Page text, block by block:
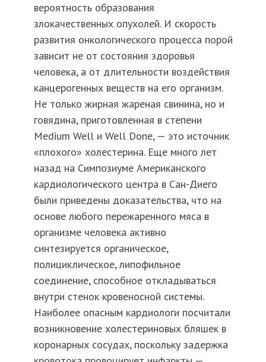
вероятность образования
злокачественных опухолей. И скорость
развития онкологического процесса порой
зависит не от состояния здоровья
человека, а от длительности воздействия
канцерогенных веществ на его организм.
Не только жирная жареная свинина, но и
говядина, приготовленная в степени
Medium Well и Well Done, — это источник
«плохого» холестерина. Еще много лет
назад на Симпозиуме Американского
кардиологического центра в Сан-Диего
были приведены доказательства, что на
основе любого пережаренного мяса в
организме человека активно
синтезируется органическое,
полициклическое, липофильное
соединение, способное откладываться
внутри стенок кровеносной системы.
Наиболее опасным кардиологи посчитали
возникновение холестериновых бляшек в
коронарных сосудах, поскольку задержка